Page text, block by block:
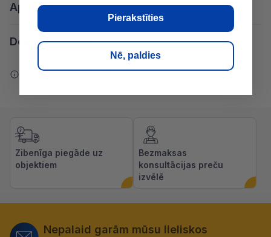
Apraksts
Dokumentācija
Ziņot par kļūdu saturā
Zibenīga piegāde uz
objektiem
Bezmaksas
konsultācijas preču
izvēlē
Nepalaid garām mūsu lieliskos
Pierakstīties
Nē, paldies